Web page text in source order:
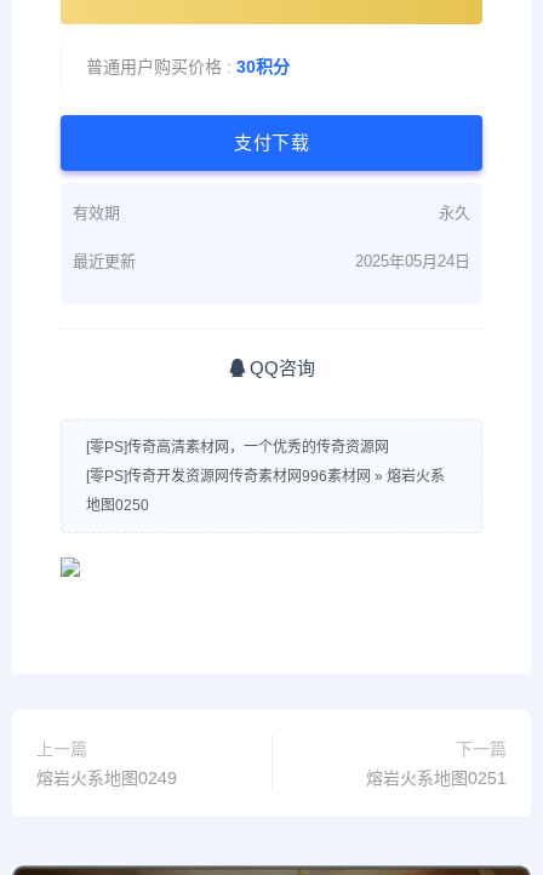
普通用户购买价格 : 30积分
支付下载
有效期 永久
最近更新 2025年05月24日
QQ咨询
[零PS]传奇高清素材网，一个优秀的传奇资源网
[零PS]传奇开发资源网传奇素材网996素材网 » 熔岩火系
地图0250
上一篇
熔岩火系地图0249
下一篇
熔岩火系地图0251